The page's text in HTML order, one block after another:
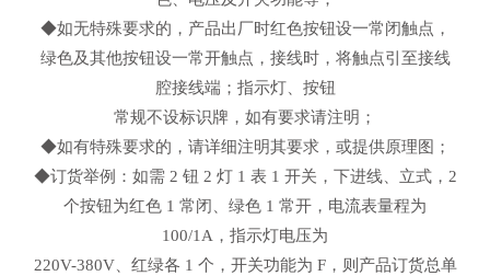
◆如无特殊要求的，产品出厂时红色按钮设一常闭触点，
绿色及其他按钮设一常开触点，接线时，将触点引至接线
腔接线端；指示灯、按钮
常规不设标识牌，如有要求请注明；
◆如有特殊要求的，请详细注明其要求，或提供原理图；
◆订货举例：如需 2 钮 2 灯 1 表 1 开关，下进线、立式，2
个按钮为红色 1 常闭、绿色 1 常开，电流表量程为
100/1A，指示灯电压为
220V-380V、红绿各 1 个，开关功能为 F，则产品订货总单